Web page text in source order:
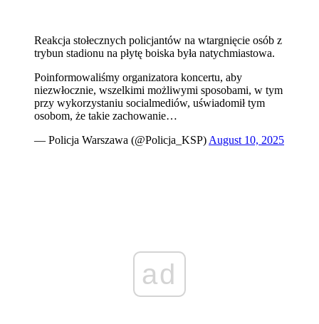
Reakcja stołecznych policjantów na wtargnięcie osób z
trybun stadionu na płytę boiska była natychmiastowa.
Poinformowaliśmy organizatora koncertu, aby
niezwłocznie, wszelkimi możliwymi sposobami, w tym
przy wykorzystaniu socialmediów, uświadomił tym
osobom, że takie zachowanie…
— Policja Warszawa (@Policja_KSP) August 10, 2025
ad